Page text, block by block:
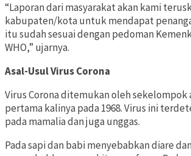
“Laporan dari masyarakat akan kami
kabupaten/kota untuk mendapat
itu sudah sesuai dengan pedoman
WHO,” ujarnya.
Asal-Usul Virus Corona
Virus Corona ditemukan oleh
pertama kalinya pada 1968. Virus ini
pada mamalia dan juga unggas.
Pada sapi dan babi menyebabkan diare